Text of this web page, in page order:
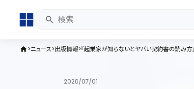
home ニュース 出版情報 『起業家が知らないとヤバい契約書の読み方
2020/07/01